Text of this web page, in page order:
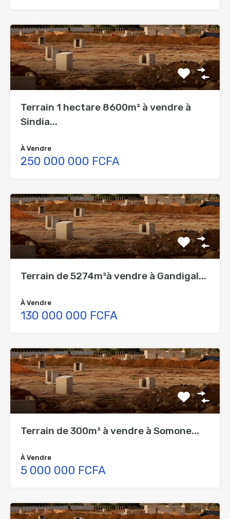
Terrain 1 hectare 8600m² à vendre à
Sindia...
À Vendre
250 000 000 FCFA
Terrain de 5274m²à vendre à Gandigal...
À Vendre
130 000 000 FCFA
Terrain de 300m² à vendre à Somone...
À Vendre
5 000 000 FCFA